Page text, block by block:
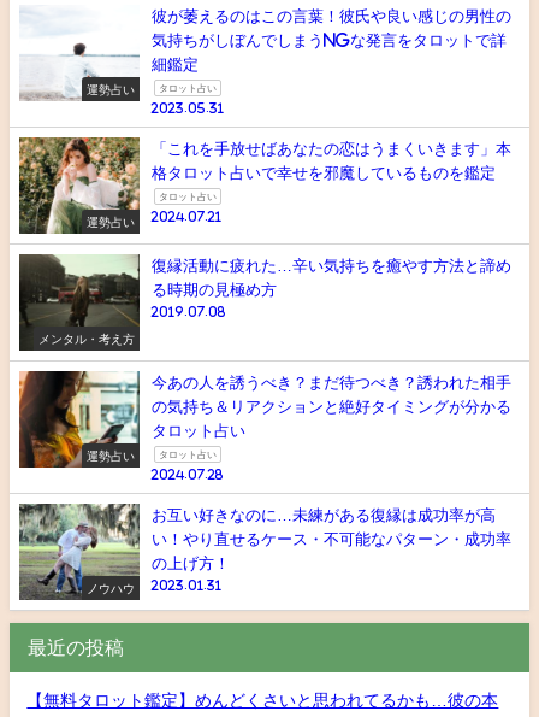
運勢占い
彼が萎えるのはこの言葉！彼氏や良い感じの男性の
気持ちがしぼんでしまうNGな発言をタロットで詳
細鑑定
タロット占い
2023.05.31
運勢占い
「これを手放せばあなたの恋はうまくいきます」本
格タロット占いで幸せを邪魔しているものを鑑定
タロット占い
2024.07.21
メンタル・考え方
復縁活動に疲れた…辛い気持ちを癒やす方法と諦め
る時期の見極め方
2019.07.08
運勢占い
今あの人を誘うべき？まだ待つべき？誘われた相手
の気持ち＆リアクションと絶好タイミングが分かる
タロット占い
タロット占い
2024.07.28
ノウハウ
お互い好きなのに…未練がある復縁は成功率が高
い！やり直せるケース・不可能なパターン・成功率
の上げ方！
2023.01.31
最近の投稿
【無料タロット鑑定】めんどくさいと思われてるかも…彼の本